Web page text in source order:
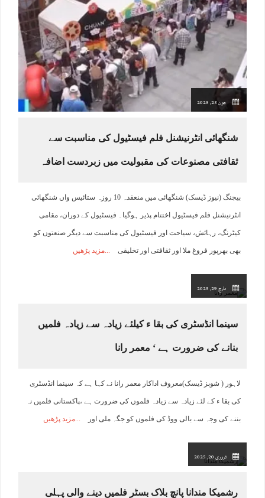
جون 23, 2025
شنگھائی انٹرنیشنل فلم فیسٹیول کی مناسبت سے
ثقافتی مصنوعات کی مقبولیت میں زبردست اضافہ
بیجنگ (نیوز ڈیسک) شنگھائی میں منعقدہ 10 روزہ ستائیس واں شنگھائی
انٹرنیشنل فلم فیسٹیول اختتام پذیر ہوگیا۔ فیسٹیول کے دوران، مقامی
کیٹرنگ، رہائش، سیاحت اور فیسٹیول کی مناسبت سے دیگر صنعتوں کو
بھی بھرپور فروغ ملا اور ثقافتی اور تخلیقی مزید پڑھیں
مارچ 29, 2025
سینما انڈسٹری کی بقا ء کیلئے زیادہ سے زیادہ فلمیں
بنانے کی ضرورت ہے ‘ معمر رانا
لاہور ( شوبز ڈیسک)معروف اداکار معمر رانا نے کہا ہے کہ سینما انڈسٹری
کی بقا ء کے لئے زیادہ سے زیادہ فلموں کی ضرورت ہے ،پاکستانی فلمیں نہ
بننے کی وجہ سے بالی ووڈ کی فلموں کو جگہ ملی اور مزید پڑھیں
فروری 20, 2025
رشمیکا مندانا پانچ بلاک بسٹر فلمیں دینے والی پہلی